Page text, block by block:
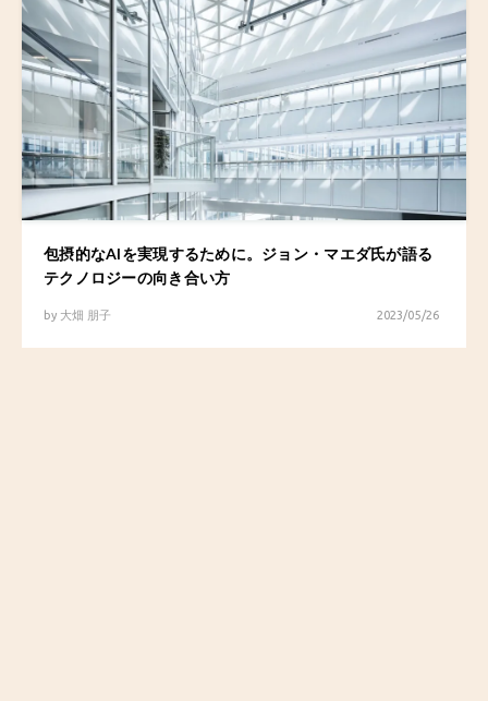
包摂的なAIを実現するために。ジョン・マエダ氏が語る
テクノロジーの向き合い方
by 大畑 朋子 2023/05/26